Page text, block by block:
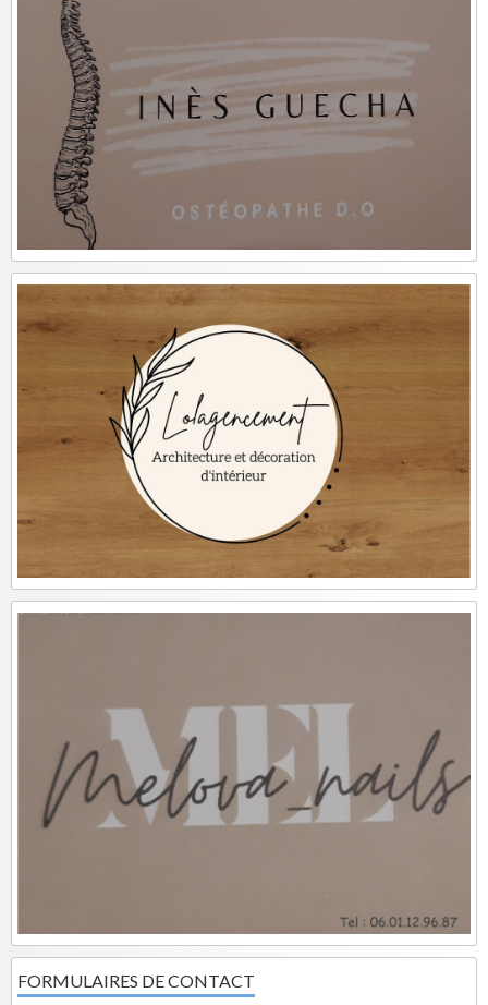
FORMULAIRES DE CONTACT